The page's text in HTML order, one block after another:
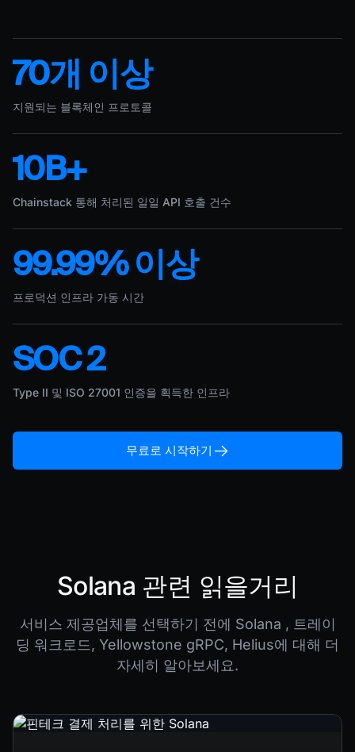
70개 이상
지원되는 블록체인 프로토콜
10B+
Chainstack 통해 처리된 일일 API 호출 건수
99.99% 이상
프로덕션 인프라 가동 시간
SOC 2
Type II 및 ISO 27001 인증을 획득한 인프라
무료로 시작하기
Solana 관련 읽을거리
서비스 제공업체를 선택하기 전에 Solana , 트레이
딩 워크로드, Yellowstone gRPC, Helius에 대해 더
자세히 알아보세요.